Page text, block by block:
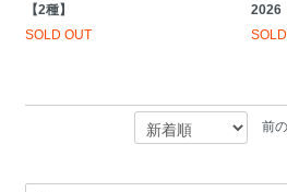
【2種】
SOLD OUT
2026
前